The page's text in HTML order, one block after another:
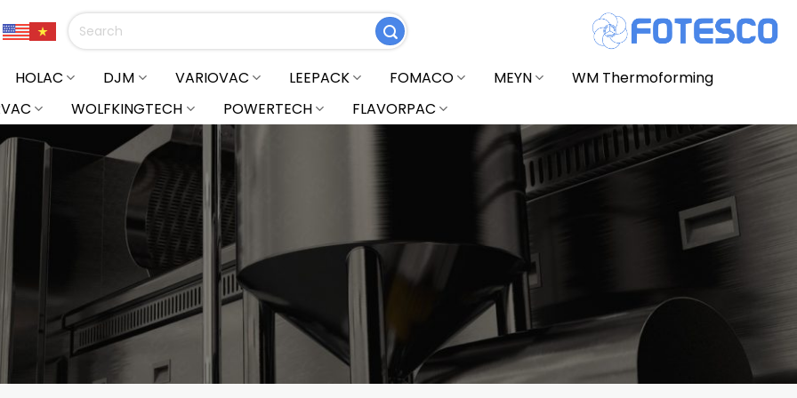
Tìm
kiếm:
HOLAC DJM VARIOVAC LEEPACK FOMACO MEYN
WM Thermoforming
WOLFKINGTECH POWERTECH FLAVORPAC